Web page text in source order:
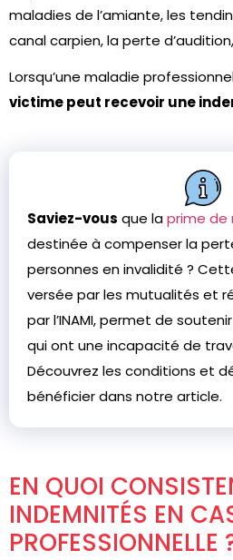
maladies de l’amiante, les
canal carpien, la perte
Lorsqu’une maladie
victime peut recevoir une
Saviez-vous que laprime
destinée à compenser la
personnes en invalidité ?
versée par les mutualités et
par l’INAMI, permet de
qui ont une incapacité de
Découvrez les conditions et
bénéficier dans notre article.
EN QUOI
INDEMNITÉS EN
PROFESSIONNELLE